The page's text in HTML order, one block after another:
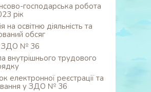
господарська робота
рік
на освітню діяльність та
обсяг
ЗДО № 36
внутрішнього трудового
електронної реєстрації та
у ЗДО № 36